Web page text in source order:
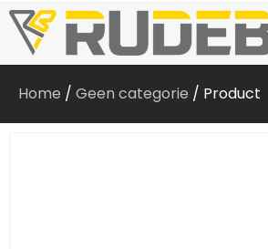
Home / Geen categorie / Product